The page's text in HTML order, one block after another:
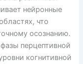
нейронные
что
осознанию.
перцептивной
когнитивной